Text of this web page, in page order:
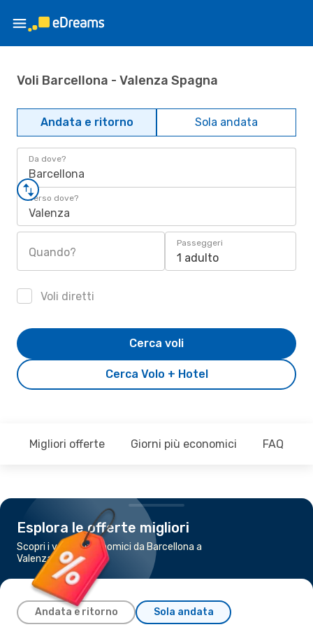
Voli Barcellona - Valenza Spagna
Andata e ritorno Sola andata
Da dove?
Barcellona
Verso dove?
Valenza
Quando?
Passeggeri
1 adulto
Voli diretti
Cerca Volo + Hotel
Cerca voli
Migliori offerte Giorni più economici FAQ
Esplora le offerte migliori
Scopri i voli più economici da Barcellona a
Valenza
Andata e ritorno Sola andata